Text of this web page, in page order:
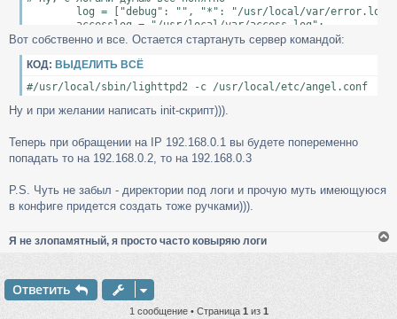
log = ["debug": "", "*": "/usr/local/var/
        accesslog = "/usr/local/var/access.log";
accesslog.format = "%h %V %u %t \"%r\" %>s %b
# Файл mimetypes.conf по дефолту лежит в папке с
static.exclude_extensions = ( ".php", ".pl",
# Собственно сам балансир. Пока существует 2 вида
        ${ proxy "192.168.50.3:80"; }, # Бэкенд №1
        ${ proxy "192.168.50.2:80"; }  # Бэкенд №2
Вот собственно и все. Остается стартануть сервер командой:
КОД: ВЫДЕЛИТЬ ВСЁ
#/usr/local/sbin/lighttpd2 -c /usr/local/etc/angel.conf
Ну и при желании написать init-скрипт))).
Теперь при обращении на IP 192.168.0.1 вы будете попеременно
попадать то на 192.168.0.2, то на 192.168.0.3
P.S. Чуть не забыл - директории под логи и прочую муть имеющуюся
в конфиге придется создать тоже ручками))).
Я не злопамятный, я просто часто ковыряю логи
Ответить
1 сообщение • Страница 1из 1